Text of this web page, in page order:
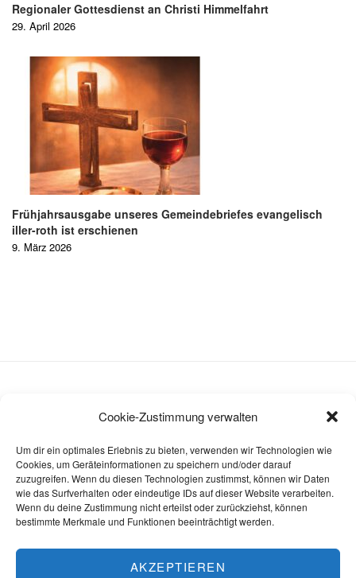
Cookie-Zustimmung verwalten
Um dir ein optimales Erlebnis zu bieten, verwenden wir Technologien wie
Cookies, um Geräteinformationen zu speichern und/oder darauf
zuzugreifen. Wenn du diesen Technologien zustimmst, können wir Daten
wie das Surfverhalten oder eindeutige IDs auf dieser Website verarbeiten.
Wenn du deine Zustimmung nicht erteilst oder zurückziehst, können
bestimmte Merkmale und Funktionen beeinträchtigt werden.
AKZEPTIEREN
Regionaler Gottesdienst an Christi Himmelfahrt
29. April 2026
Frühjahrsausgabe unseres Gemeindebriefes evangelisch
iller-roth ist erschienen
9. März 2026
Impressum
Cookie-Richtlinie (EU)